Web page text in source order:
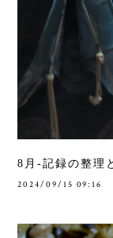
8月-記録の整理
2024/09/15 09:16